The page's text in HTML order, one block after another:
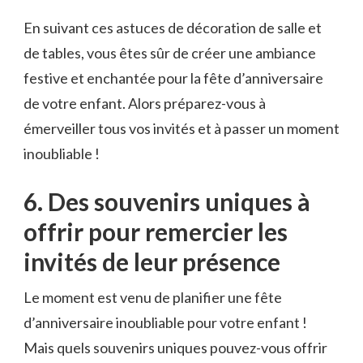
En suivant⁣ ces astuces de décoration de salle ⁤et
de⁣ tables, vous êtes sûr de ⁣créer une ambiance⁣
festive⁣ et enchantée pour la fête d’anniversaire ​
de votre‍ enfant.‌ Alors préparez-vous à
émerveiller tous vos invités et à passer un moment
inoubliable !
6. Des souvenirs ⁢uniques à
offrir pour remercier les
invités de leur ​présence
Le moment est venu de planifier une⁢ fête
⁣d’anniversaire inoubliable ‌pour votre enfant !
Mais quels souvenirs uniques pouvez-vous offrir⁢